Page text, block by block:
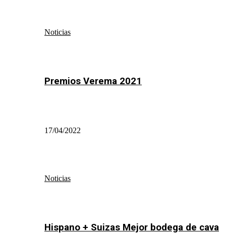
Noticias
Premios Verema 2021
17/04/2022
Noticias
Hispano + Suizas Mejor bodega de cava